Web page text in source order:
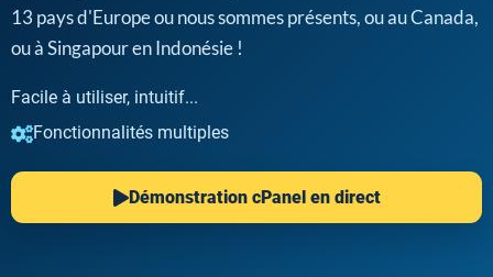
13 pays d'Europe ou nous sommes présents, ou au Canada,
ou à Singapour en Indonésie !
Facile à utiliser, intuitif...
Fonctionnalités multiples
Démonstration cPanel en direct